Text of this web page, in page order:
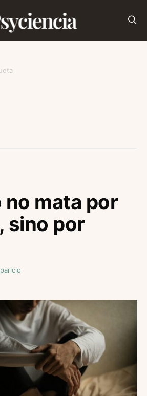
no mata por
sino por